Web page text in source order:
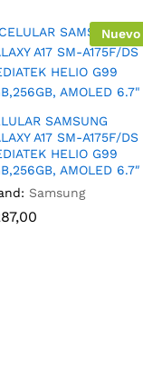
Nuevo
SAMSUNG
A17 SM-A175F/DS
HELIO G99
AMOLED 6.7″
Samsung